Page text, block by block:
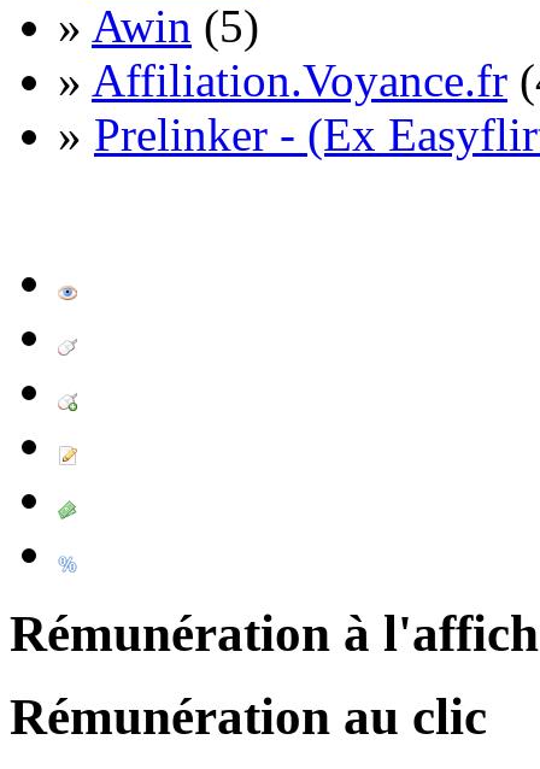
» Awin (5)
» Affiliation.Voyance.fr
» Prelinker - (Ex
Rémunération à
Rémunération au clic